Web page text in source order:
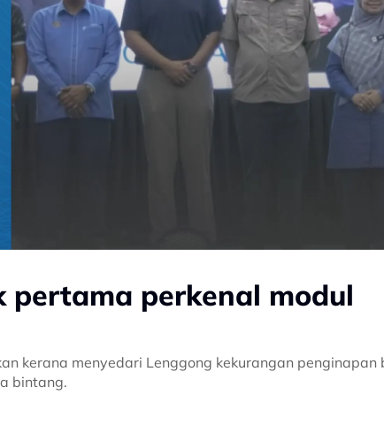
pertama perkenal modul
kerana menyedari Lenggong kekurangan
bintang.